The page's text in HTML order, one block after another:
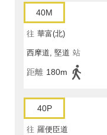
40M
往 華富(北)
西摩道, 堅道 站
距離 180m
40P
往 羅便臣道